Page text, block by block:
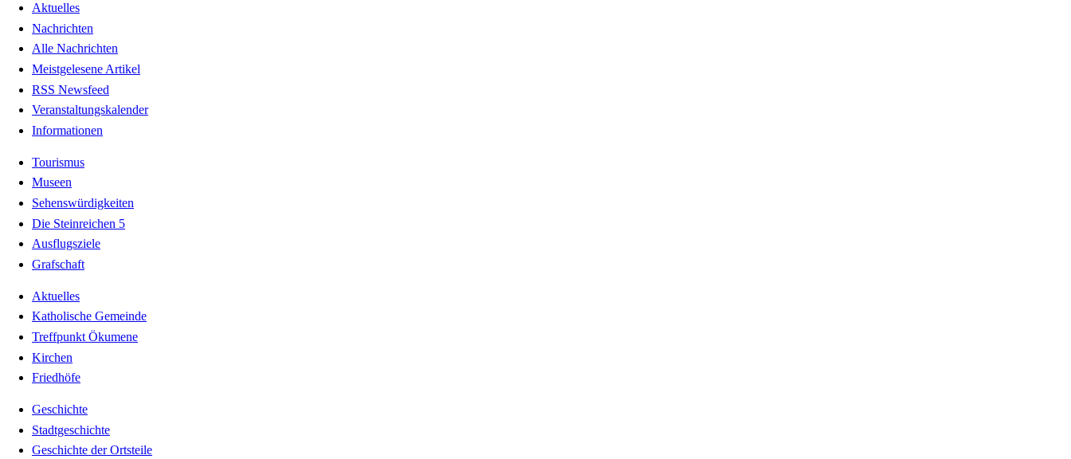
Aktuelles
Nachrichten
Alle Nachrichten
Meistgelesene Artikel
RSS Newsfeed
Veranstaltungskalender
Informationen
Tourismus
Museen
Sehenswürdigkeiten
Die Steinreichen 5
Ausflugsziele
Grafschaft
Aktuelles
Katholische Gemeinde
Treffpunkt Ökumene
Kirchen
Friedhöfe
Geschichte
Stadtgeschichte
Geschichte der Ortsteile